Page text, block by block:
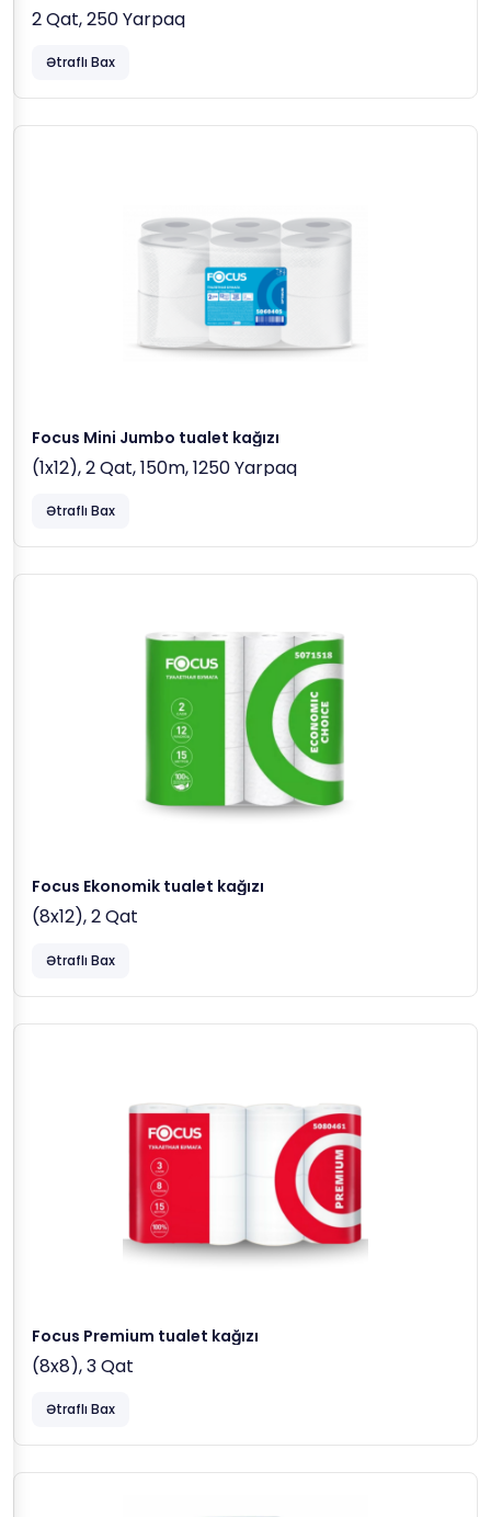
2 Qat, 250 Yarpaq
Ətraflı Bax
Focus Mini Jumbo tualet kağızı
(1x12), 2 Qat, 150m, 1250 Yarpaq
Ətraflı Bax
Focus Ekonomik tualet kağızı
(8x12), 2 Qat
Ətraflı Bax
Focus Premium tualet kağızı
(8x8), 3 Qat
Ətraflı Bax